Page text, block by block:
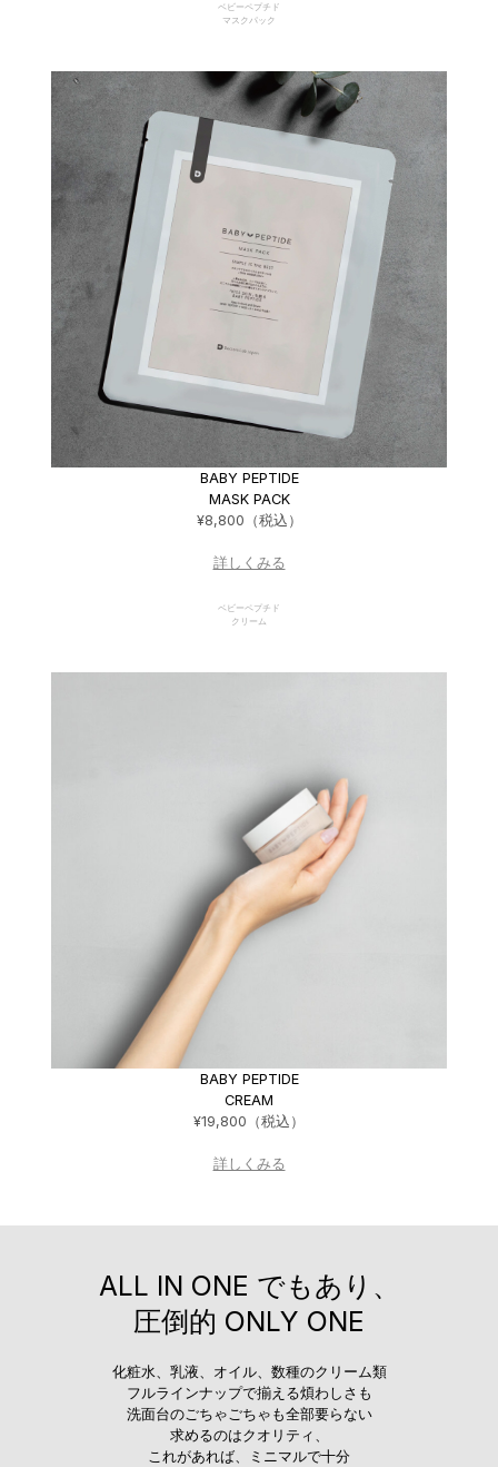
ベビーペプチド
マスクパック
BABY PEPTIDE
MASK PACK
¥8,800（税込）
詳しくみる
ベビーペプチド
クリーム
BABY PEPTIDE
CREAM
¥19,800（税込）
詳しくみる
ALL IN ONE でもあり、
圧倒的 ONLY ONE
化粧水、乳液、オイル、数種のクリーム類
フルラインナップで揃える煩わしさも
洗面台のごちゃごちゃも全部要らない
求めるのはクオリティ、
これがあれば、ミニマルで十分